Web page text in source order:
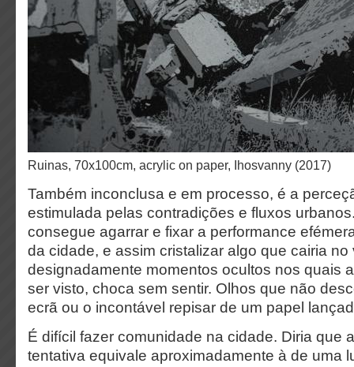
Ruinas, 70x100cm, acrylic on paper, Ihosvanny (2017)
Também inconclusa e em processo, é a
estimulada pelas contradições e fluxos
consegue agarrar e fixar a performance
da cidade, e assim cristalizar algo que cairia no
designadamente momentos ocultos nos quais
ser visto, choca sem sentir. Olhos que não
ecrã ou o incontável repisar de um papel
É difícil fazer comunidade na cidade. Diria que
tentativa equivale aproximadamente à de uma